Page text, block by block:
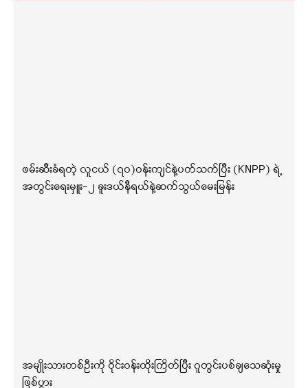
ဖမ်းဆီးခံရတဲ့ လူငယ် (၇၀)ဝန်းကျင်နဲ့ပတ်သက်ပြီး (KNPP) ရဲ့
အတွင်းရေးမှူး-၂ ခူးဒယ်နီရယ်နဲ့ဆက်သွယ်မေးမြန်း
အမျိုးသားတစ်ဦးကို ဝိုင်းဝန်းထိုးကြိတ်ပြီး ဂူတွင်းပစ်ချသေဆုံးမှု
ဖြစ်ပွား